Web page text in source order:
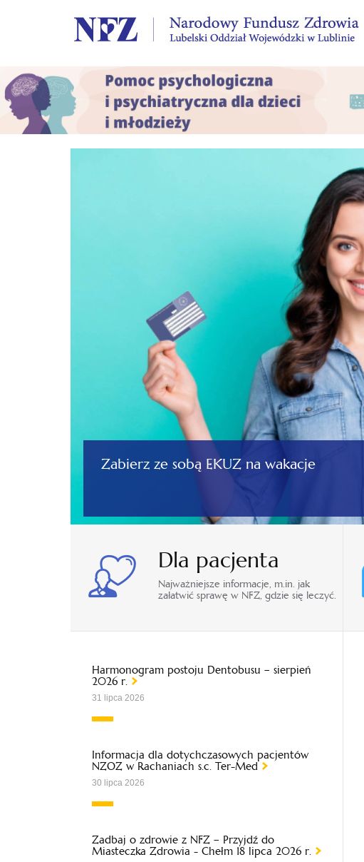
Zabierz ze sobą EKUZ na wakacje
Dla pacjenta
Najważniejsze informacje, m.in. jak
załatwić sprawę w NFZ, gdzie się leczyć.
Harmonogram postoju Dentobusu – sierpień
2026 r.
31 lipca 2026
Informacja dla dotychczasowych pacjentów
NZOZ w Rachaniach s.c. Ter-Med
30 lipca 2026
Zadbaj o zdrowie z NFZ – Przyjdź do
Miasteczka Zdrowia - Chełm 18 lipca 2026 r.